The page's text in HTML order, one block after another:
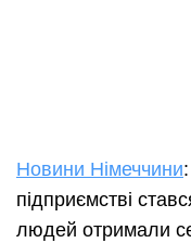
Новини Німеччини
підприємстві
людей отримали